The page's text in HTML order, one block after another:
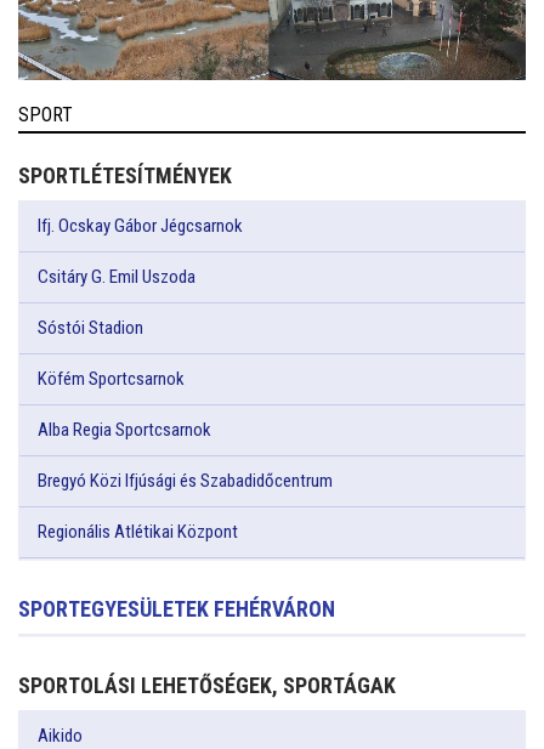
SPORT
SPORTLÉTESÍTMÉNYEK
Ifj. Ocskay Gábor Jégcsarnok
Csitáry G. Emil Uszoda
Sóstói Stadion
Köfém Sportcsarnok
Alba Regia Sportcsarnok
Bregyó Közi Ifjúsági és Szabadidőcentrum
Regionális Atlétikai Központ
SPORTEGYESÜLETEK FEHÉRVÁRON
SPORTOLÁSI LEHETŐSÉGEK, SPORTÁGAK
Aikido